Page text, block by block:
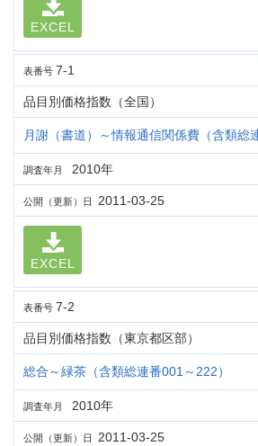
EXCEL
表番号 7-1
品目別価格指数（全国）
月謝（書道）～情報通信関係費（含類総
調査年月 2010年
公開（更新）日 2011-03-25
EXCEL
表番号 7-2
品目別価格指数（東京都区部）
総合～緑茶（含類総連番001～222）
調査年月 2010年
公開（更新）日 2011-03-25